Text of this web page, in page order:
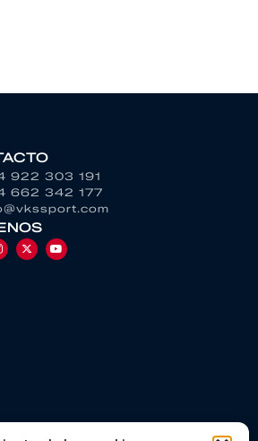
922 303 191
662 342 177